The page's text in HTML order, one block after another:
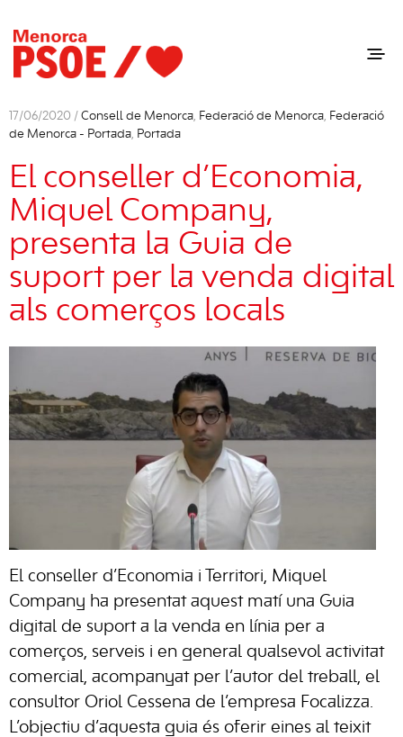
17/06/2020 / Consell de Menorca, Federació de Menorca, Federació
de Menorca - Portada, Portada
El conseller d’Economia,
Miquel Company,
presenta la Guia de
suport per la venda digital
als comerços locals
El conseller d’Economia i Territori, Miquel
Company ha presentat aquest matí una Guia
digital de suport a la venda en línia per a
comerços, serveis i en general qualsevol activitat
comercial, acompanyat per l’autor del treball, el
consultor Oriol Cessena de l’empresa Focalizza.
L’objectiu d’aquesta guia és oferir eines al teixit